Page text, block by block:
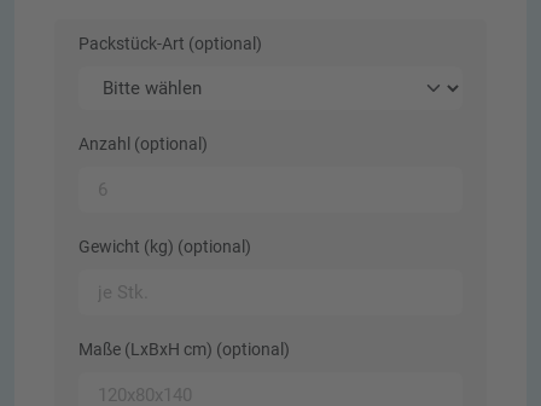
Packstück-Art (optional)
Anzahl (optional)
Gewicht (kg) (optional)
Maße (LxBxH cm) (optional)